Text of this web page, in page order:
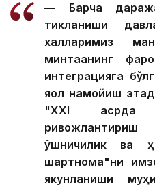
— Барча
тикланиши
халқларимиз
минтақанинг
интеграцияга
яққол намойиш
"ХХI асрда
қўшничилик ва
шартнома"ни
якунланиши